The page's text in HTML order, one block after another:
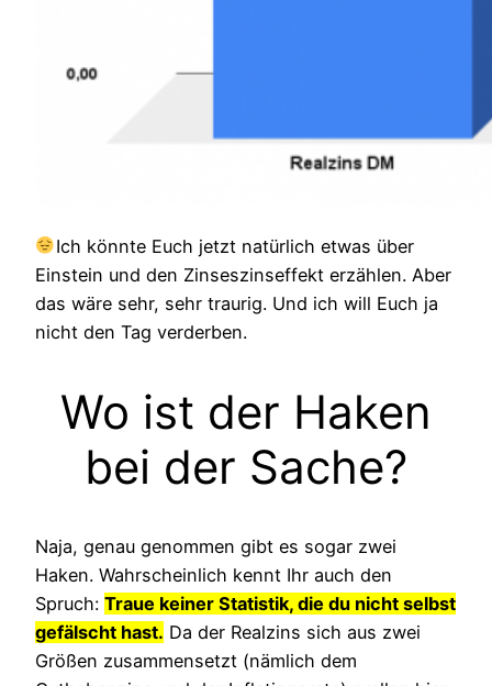
Ich könnte Euch jetzt natürlich etwas über
Einstein und den Zinseszinseffekt erzählen. Aber
das wäre sehr, sehr traurig. Und ich will Euch ja
nicht den Tag verderben.
Wo ist der Haken
bei der Sache?
Naja, genau genommen gibt es sogar zwei
Haken. Wahrscheinlich kennt Ihr auch den
Spruch: Traue keiner Statistik, die du nicht selbst
gefälscht hast. Da der Realzins sich aus zwei
Größen zusammensetzt (nämlich dem